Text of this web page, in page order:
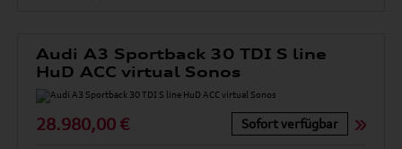
Audi A3 Sportback 30 TDI S line
HuD ACC virtual Sonos
28.980,00 € Sofort verfügbar